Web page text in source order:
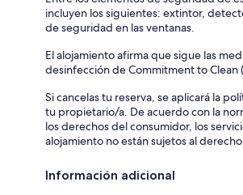
incluyen los siguientes: extintor,
de seguridad en las ventanas.
El alojamiento afirma que sigue las
desinfección de Commitment to Clean
Si cancelas tu reserva, se aplicará la
tu propietario/a. De acuerdo con la
los derechos del consumidor, los
alojamiento no están sujetos al
Información adicional